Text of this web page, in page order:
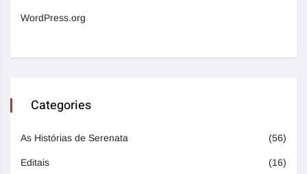
WordPress.org
Categories
As Histórias de Serenata (56)
Editais (16)